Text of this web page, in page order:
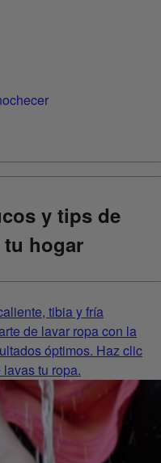
y tips de
tu hogar
tibia y fría
de lavar ropa con la
óptimos. Haz clic
tu ropa.